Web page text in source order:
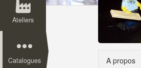
Ateliers
Catalogues A propos